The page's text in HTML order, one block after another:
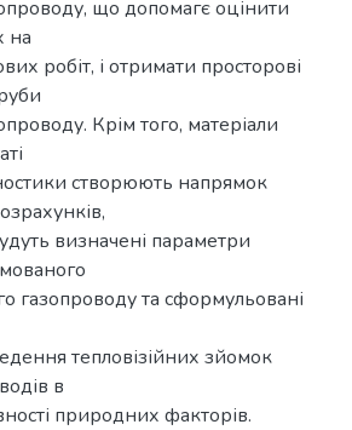
що допомагє оцінити
на
робіт, і отримати просторові
Крім того, матеріали
створюють напрямок
визначені параметри
газопроводу та сформульовані
тепловізійних зйомок
в
природних факторів.